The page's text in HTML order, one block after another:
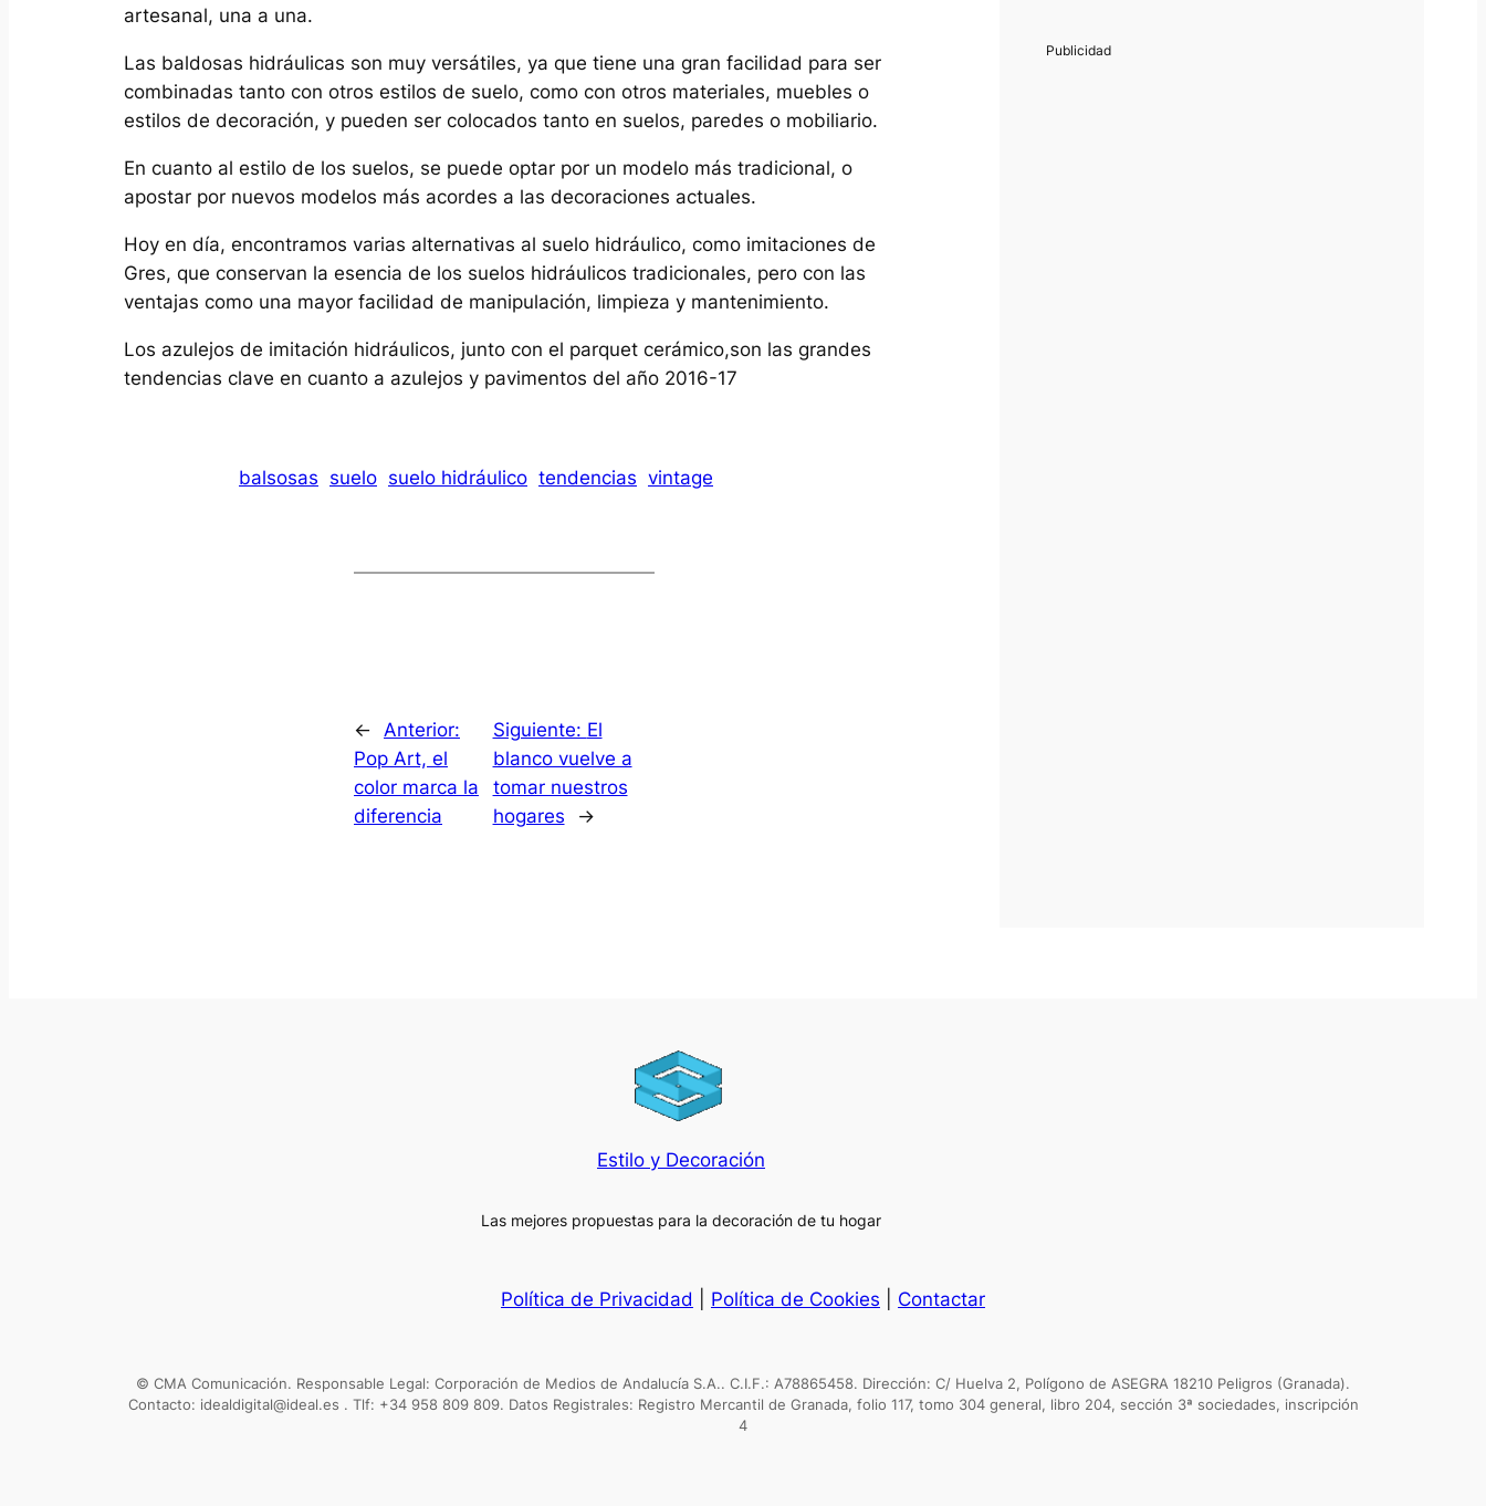
artesanal, una a una.
Las baldosas hidráulicas son muy versátiles, ya que tiene una gran facilidad para ser
combinadas tanto con otros estilos de suelo, como con otros materiales, muebles o
estilos de decoración, y pueden ser colocados tanto en suelos, paredes o mobiliario.
En cuanto al estilo de los suelos, se puede optar por un modelo más tradicional, o
apostar por nuevos modelos más acordes a las decoraciones actuales.
Hoy en día, encontramos varias alternativas al suelo hidráulico, como imitaciones de
Gres, que conservan la esencia de los suelos hidráulicos tradicionales, pero con las
ventajas como una mayor facilidad de manipulación, limpieza y mantenimiento.
Los azulejos de imitación hidráulicos, junto con el parquet cerámico,son las grandes
tendencias clave en cuanto a azulejos y pavimentos del año 2016-17
balsosas suelo suelo hidráulico tendencias vintage
←
Anterior:
Pop Art, el
color marca la
diferencia
Siguiente: El
blanco vuelve a
tomar nuestros
hogares
→
Estilo y Decoración
Las mejores propuestas para la decoración de tu hogar
Política de Privacidad Política de Cookies Contactar
© CMA Comunicación. Responsable Legal: Corporación de Medios de Andalucía S.A.. C.I.F.: A78865458. Dirección: C/ Huelva 2, Polígono de ASEGRA 18210 Peligros (Granada).
Contacto: idealdigital@ideal.es . Tlf: +34 958 809 809. Datos Registrales: Registro Mercantil de Granada, folio 117, tomo 304 general, libro 204, sección 3ª sociedades, inscripción
4